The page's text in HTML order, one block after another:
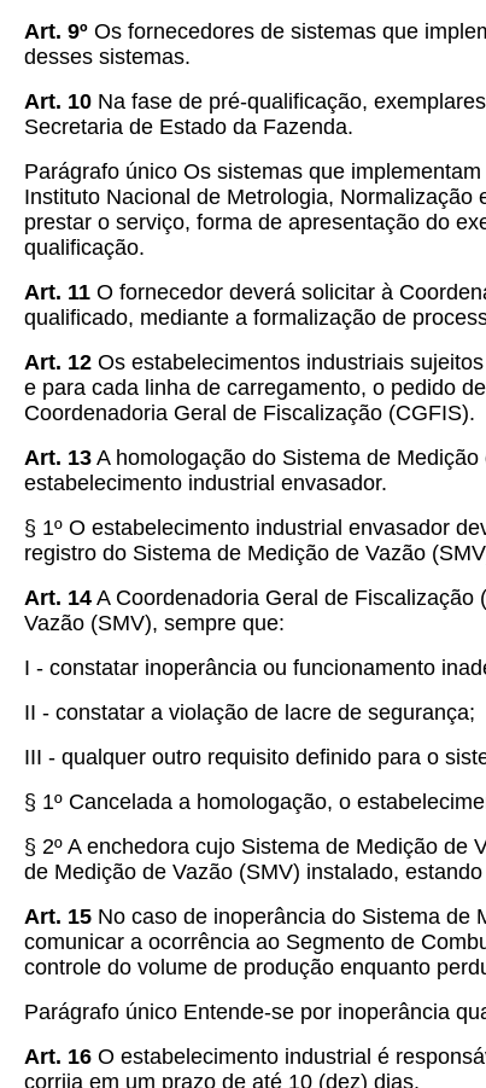
Art. 9º Os fornecedores de sistemas que
desses sistemas.
Art. 10 Na fase de pré-qualificação,
Secretaria de Estado da Fazenda.
Parágrafo único Os sistemas que
Instituto Nacional de Metrologia,
prestar o serviço, forma de apresentação do
qualificação.
Art. 11 O fornecedor deverá solicitar à
qualificado, mediante a formalização de
Art. 12 Os estabelecimentos industriais
e para cada linha de carregamento, o pedido
Coordenadoria Geral de Fiscalização (CGFIS).
Art. 13 A homologação do Sistema de
estabelecimento industrial envasador.
§ 1º O estabelecimento industrial envasador
registro do Sistema de Medição de Vazão
Art. 14 A Coordenadoria Geral de
Vazão (SMV), sempre que:
I - constatar inoperância ou funcionamento
II - constatar a violação de lacre de segurança;
III - qualquer outro requisito definido para o
§ 1º Cancelada a homologação, o
§ 2º A enchedora cujo Sistema de Medição
de Medição de Vazão (SMV) instalado,
Art. 15 No caso de inoperância do Sistema de
comunicar a ocorrência ao Segmento de
controle do volume de produção enquanto
Parágrafo único Entende-se por inoperância
Art. 16 O estabelecimento industrial é
corrija em um prazo de até 10 (dez) dias.